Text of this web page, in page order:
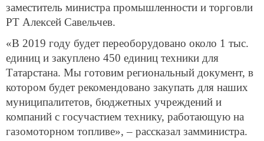
заместитель министра промышленности и торговли
РТ Алексей Савельчев.
«В 2019 году будет переоборудовано около 1 тыс.
единиц и закуплено 450 единиц техники для
Татарстана. Мы готовим региональный документ, в
котором будет рекомендовано закупать для наших
муниципалитетов, бюджетных учреждений и
компаний с госучастием технику, работающую на
газомоторном топливе», – рассказал замминистра.